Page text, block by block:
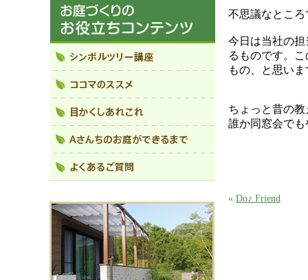
不思議なとこ
今日は当社の
るものです。
もの、と思いま
ちょっと昔の
誰か同窓会で
« Do♪ Friend